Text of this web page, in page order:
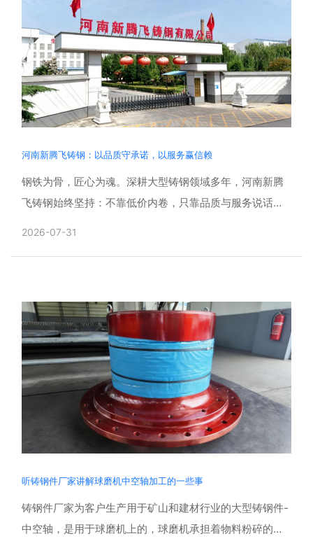
河南新腾飞铸钢：以品质守承诺，以服务赢信赖
钢铁为骨，匠心为魂。深耕大型铸钢领域多年，河南新腾
飞铸钢始终坚持：不靠低价内卷，只靠品质与服务说话。
2026-07-31
听铸钢件厂家讲解球磨机中空轴加工的一些事
铸钢件厂家为客户生产用于矿山和建材行业的大型铸钢件-
中空轴，是用于球磨机上的，球磨机承担着物料粉碎的核